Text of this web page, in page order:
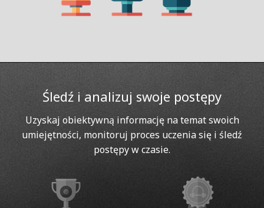
Śledź i analizuj swoje postępy
Uzyskaj obiektywną informację na temat swoich
umiejętności, monitoruj proces uczenia się i śledź
postępy w czasie.